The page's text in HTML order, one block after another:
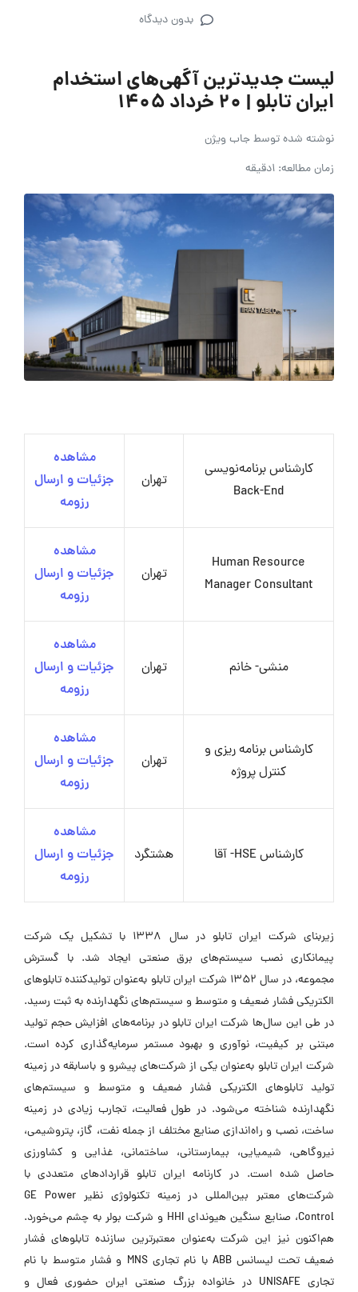
بدون دیدگاه
لیست جدیدترین آگهی‌های استخدام
ایران تابلو | ۲۰ خرداد ۱۴۰۵
نوشته شده توسطجاب ویژن
زمان مطالعه: 1دقیقه
کارشناس برنامه‌نویسی
Back-End
تهران
مشاهده
جزئیات و ارسال
رزومه
Human Resource
Manager Consultant
تهران
مشاهده
جزئیات و ارسال
رزومه
منشی- خانم تهران
مشاهده
جزئیات و ارسال
رزومه
کارشناس برنامه ریزی و
کنترل پروژه
تهران
مشاهده
جزئیات و ارسال
رزومه
کارشناس HSE- آقا هشتگرد
مشاهده
جزئیات و ارسال
رزومه
زیربنای شرکت ایران تابلو در سال ۱۳۳۸ با تشکیل یک شرکت
پیمانکاری نصب سیستم‌های برق صنعتی ایجاد شد. با گسترش
مجموعه، در سال ۱۳۵۲ شرکت ایران تابلو به‌عنوان تولیدکننده تابلوهای
الکتریکی فشار ضعیف و متوسط و سیستم‌های نگهدارنده به ثبت رسید.
در طی این سال‌ها شرکت ایران تابلو در برنامه‌های افزایش حجم تولید
مبتنی بر کیفیت، نوآوری و بهبود مستمر سرمایه‌گذاری کرده است.
شرکت ایران تابلو به‌عنوان یکی از شرکت‌های پیشرو و باسابقه در زمینه
تولید تابلوهای الکتریکی فشار ضعیف و متوسط و سیستم‌های
نگهدارنده شناخته می‌شود. در طول فعالیت، تجارب زیادی در زمینه
ساخت، نصب و راه‌اندازی صنایع مختلف از جمله نفت، گاز، پتروشیمی،
نیروگاهی، شیمیایی، بیمارستانی، ساختمانی، غذایی و کشاورزی
حاصل شده است. در کارنامه ایران تابلو قراردادهای متعددی با
شرکت‌های معتبر بین‌المللی در زمینه تکنولوژی نظیر GE Power
Control، صنایع سنگین هیوندای HHI و شرکت بولر به چشم می‌خورد.
هم‌اکنون نیز این شرکت به‌عنوان معتبرترین سازنده تابلوهای فشار
ضعیف تحت لیسانس ABB با نام تجاری MNS و فشار متوسط با نام
تجاری UNISAFE در خانواده بزرگ صنعتی ایران حضوری فعال و